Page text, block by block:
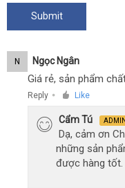
N Ngọc Ngân
Giá rẻ, sản phẩm
Reply ● Like
Cẩm Tú ADMIN
Dạ, cảm ơn
những sản
được hàng tốt.